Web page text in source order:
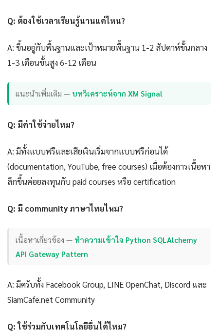
Q: ต้องใช้เวลาเรียนรู้นานแค่ไหน?
A: ขึ้นอยู่กับพื้นฐานและเป้าหมายพื้นฐาน 1-2 สัปดาห์ขั้นกลาง
1-3 เดือนขั้นสูง 6-12 เดือน
แนะนำเพิ่มเติม — บทวิเคราะห์จาก XM Signal
Q: มีค่าใช้จ่ายไหม?
A: มีทั้งแบบฟรีและเสียเงินเริ่มจากแบบฟรีก่อนได้
(documentation, YouTube, free courses) เมื่อต้องการเนื้อหา
ลึกขึ้นค่อยลงทุนกับ paid courses หรือ certification
Q: มี community ภาษาไทยไหม?
เนื้อหาเกี่ยวข้อง — ทำความเข้าใจ Python SQLAlchemy
API Gateway Pattern
A: มีครับทั้ง Facebook Group, LINE OpenChat, Discord และ
SiamCafe.net Community
Q: ใช้ร่วมกับเทคโนโลยีอื่นได้ไหม?